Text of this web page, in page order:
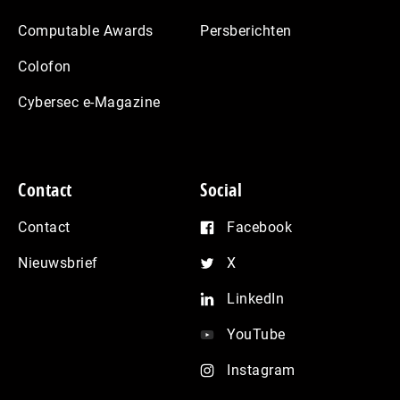
Computable Awards
Colofon
Cybersec e-Magazine
Persberichten
Contact
Contact
Nieuwsbrief
Social
Facebook
X
LinkedIn
YouTube
Instagram